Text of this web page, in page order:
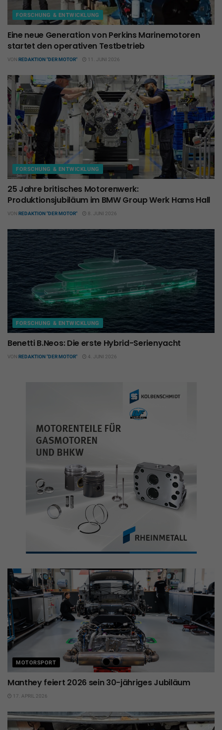
FORSCHUNG & ENTWICKLUNG
Eine neue Generation von Perkins Marinemotoren
startet den operativen Testbetrieb
VON REDAKTION "DER MOTOR" 11. JUNI 2026
FORSCHUNG & ENTWICKLUNG
25 Jahre britisches Motorenwerk:
Produktionsjubiläum im BMW Group Werk Hams Hall
VON REDAKTION "DER MOTOR" 8. JUNI 2026
FORSCHUNG & ENTWICKLUNG
Benetti B.Neos: Die erste Hybrid-Serienyacht
VON REDAKTION "DER MOTOR" 4. JUNI 2026
MOTORSPORT
Manthey feiert 2026 sein 30-jähriges Jubiläum
17. APRIL 2026